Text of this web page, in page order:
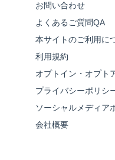
お問い合わせ
よくあるご質問QA
本サイトのご利用に
利用規約
オプトイン・オプト
プライバシーポリシ
ソーシャルメディア
会社概要